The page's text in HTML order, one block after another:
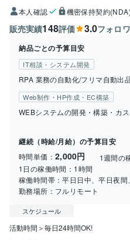
本人確認 機密保持契約(NDA)
販売実績148評価 3.0フォロ
納品ごとの予算目安
IT相談・システム開発
RPA 業務の自動化/フリマ自動出
Web制作・HP作成・EC構築
WEBシステムの開発・構築・カ
継続（時給/月給）の予算目安
時間単価： 2,000円 1週間の
1日の稼働時間： 1時間
稼働時間帯：平日日中、平日夜間
勤務場所： フルリモート
スケジュール